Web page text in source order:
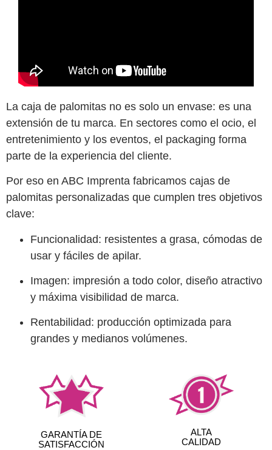
La caja de palomitas no es solo un envase: es una
extensión de tu marca. En sectores como el ocio, el
entretenimiento y los eventos, el packaging forma
parte de la experiencia del cliente.
Por eso en ABC Imprenta fabricamos cajas de
palomitas personalizadas que cumplen tres objetivos
clave:
Funcionalidad: resistentes a grasa, cómodas de
usar y fáciles de apilar.
Imagen: impresión a todo color, diseño atractivo
y máxima visibilidad de marca.
Rentabilidad: producción optimizada para
grandes y medianos volúmenes.
GARANTÍA DE
SATISFACCIÓN
ALTA
CALIDAD